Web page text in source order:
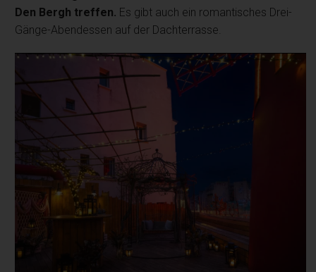
Den Bergh treffen. Es gibt auch ein romantisches Drei-
Gänge-Abendessen auf der Dachterrasse.